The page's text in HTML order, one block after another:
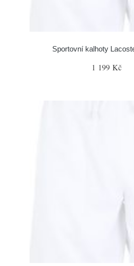
Sportovní kalhoty
1 199 Kč